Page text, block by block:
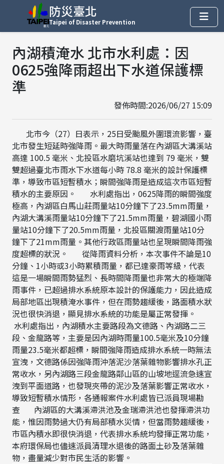
防災臺北
Taipei of Disaster Prevention
內湖積淹水 北市水利處：因
0625強降雨超出下水道保護標
準
發佈時間:2026/06/27 15:09
北市今（27）日表示，25日受颱風外圍環流影響，臺
北市發生短延時強降雨。最大時雨量落在內湖區大溝溪站
高達 100.5 毫米、北投區水磨坑溪站也達到 79 毫米，雙
雙超過臺北市雨水下水道每小時 78.8 毫米的設計保護標
準，導致市區短暫積水；瞬間強降雨是造成這次市區短暫
積水的主要原因。 水利處指出，0625降雨的瞬間強度
極高，內湖區白馬山莊雨量站10分鐘下了23.5mm雨量，
內湖大溝溪雨量站10分鐘下了21.5mm雨量，碧湖國小雨
量站10分鐘下了20.5mm雨量，北投區關渡雨量站10分
鐘下了21mm雨量。其他行政區雨量站也呈現瞬間降雨強
度超標的狀況。 從降雨資料分析，本次事件不論是10
分鐘、1小時或3小時累積雨量，都已達豪雨等級，代表
這是一場瞬間雨勢猛烈、長時間降雨量也非常大的極端降
雨事件，已超過排水系統原本設計的保護能力，因此造成
局部地區出現積淹水事件，但在雨勢趨緩後，路面積水狀
況也很快消退，顯見排水系統的功能是屬正常發揮。
水利處指出，內湖積水主要路段為文德路、內湖路二三
段、金龍路等，主要是因內湖時雨量100.5毫米及10分鐘
雨量23.5毫米都超標，瞬間強降雨造成排水系統一時無法
宣洩，文德路係因強降雨沖落泥沙落葉雜物影響排水孔正
常收水，另內湖路三段金龍路鄰山區的山坡地逕流急速宣
洩到平面道路，也發現夾帶的泥沙及落葉影響正常收水，
導致短暫積水情形，各通報案件水利處皆已派員現場勘
查 內湖區的大溝溪滯洪池及金瑞滯洪池也發揮滯洪功
能，惟因雨勢過大仍有局部積水災情，但當雨勢趨緩後，
市區內積水即很快消退，代表排水系統均發揮正常功能，
本府環保局也儘速派員清理水退後的路面土砂及落葉雜
物，盡量減少對市民生活的影響。